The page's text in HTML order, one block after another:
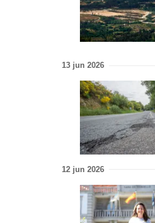
13 jun 2026
12 jun 2026